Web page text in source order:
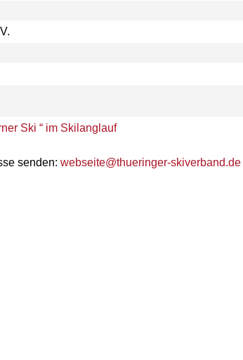
Ski “ im Skilanglauf
senden: webseite@thueringer-skiverband.de